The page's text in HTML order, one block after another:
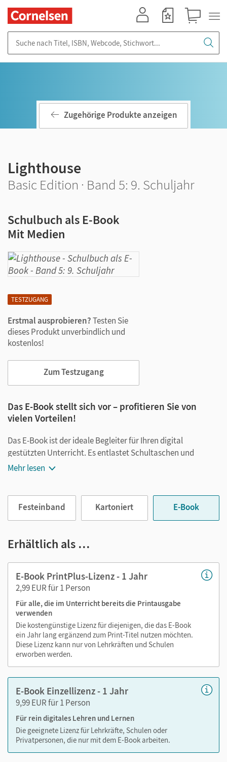
TESTZUGANG
Erstmal ausprobieren?Testen Sie
dieses Produkt unverbindlich und
kostenlos!
Zum Testzugang
Zugehörige Produkte anzeigen
Lighthouse
Basic Edition · Band 5: 9. Schuljahr
Schulbuch als E-Book
Mit Medien
Das E-Book stellt sich vor – profitieren Sie von
vielen Vorteilen!
Das E-Book ist der ideale Begleiter für Ihren digital
gestützten Unterricht. Es entlastet Schultaschen und
Rucksäcke und ist jederzeit unkompliziert verfügbar.
Notizen erstellen
Text ergänzen
im Text suchen
zoomen
Die Medien sind wichtige Bestandteile dieses E-Books. Sie
sind seitengenau platziert, damit Sie und Ihre Schüler/-innen
jederzeit unkompliziert darauf zugreifen können. So
gestalten Sie das Lehren und Lernen zeitsparend und
abwechslungsreich. Kein Medienwechsel! Kein
zeitaufwendiges Suchen!
Medien in diesem E-Book:
Audios und Videos zum Schulbuch
Erklärfilme
vertonter Lernwortschatz
Mehr lesen
Festeinband Kartoniert E-Book
Erhältlich als …
E-Book PrintPlus-Lizenz - 1 Jahr
2,99 EUR für 1 Person
Für alle, die im Unterricht bereits die Printausgabe
verwenden
Die kostengünstige Lizenz für diejenigen, die das E-Book
ein Jahr lang ergänzend zum Print-Titel nutzen möchten.
Diese Lizenz kann nur von Lehrkräften und Schulen
erworben werden.
E-Book Einzellizenz - 1 Jahr
9,99 EUR für 1 Person
Für rein digitales Lehren und Lernen
Die geeignete Lizenz für Lehrkräfte, Schulen oder
Privatpersonen, die nur mit dem E-Book arbeiten.